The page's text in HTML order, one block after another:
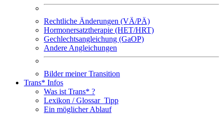
Rechtliche Änderungen (VÄ/PÄ)
Hormonersatztherapie (HET/HRT)
Gechlechtsangleichung (GaOP)
Andere Angleichungen
Bilder meiner Transition
Trans* Infos
Was ist Trans* ?
Lexikon / Glossar Tipp
Ein möglicher Ablauf